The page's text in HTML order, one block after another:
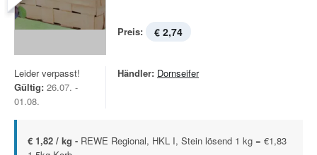
Preis: € 2,74
Leider verpasst!
Gültig: 26.07. -
01.08.
Händler: Dornseifer
€ 1,82 / kg - REWE Regional, HKL I, Stein lösend 1 kg = €1,83